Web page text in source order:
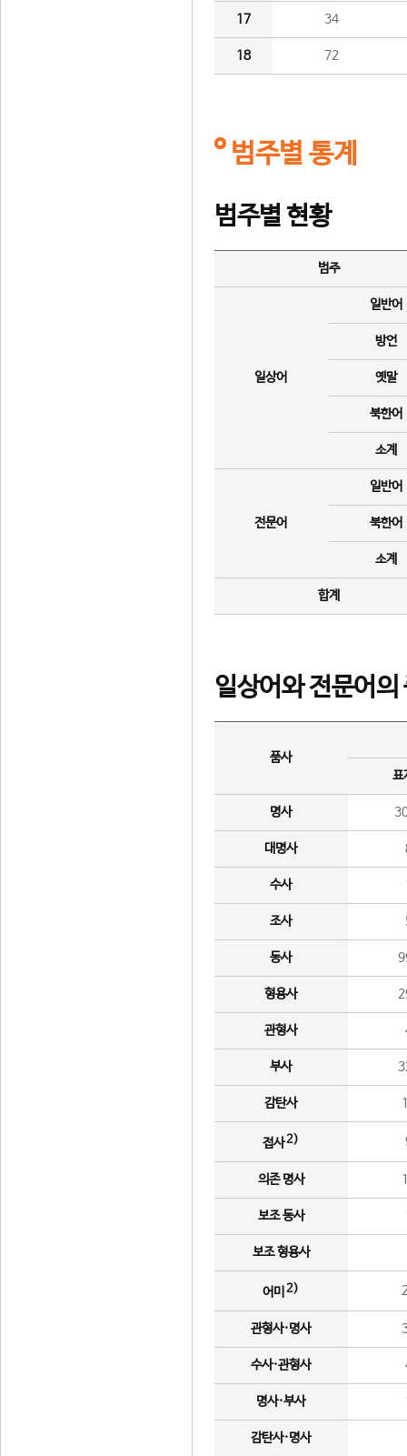
17 34
18 72
범주별 통계
범주별 현황
범주
일상어
일반어
방언
옛말
북한어
소계
전문어
일반어
북한어
소계
합계
일상어와 전문어의
품사
표
명사
대명사
수사
조사
동사
형용사
관형사
부사
감탄사
접사2)
의존 명사
보조 동사
보조 형용사
어미 2)
관형사·명사
수사·관형사
명사·부사
감탄사·명사